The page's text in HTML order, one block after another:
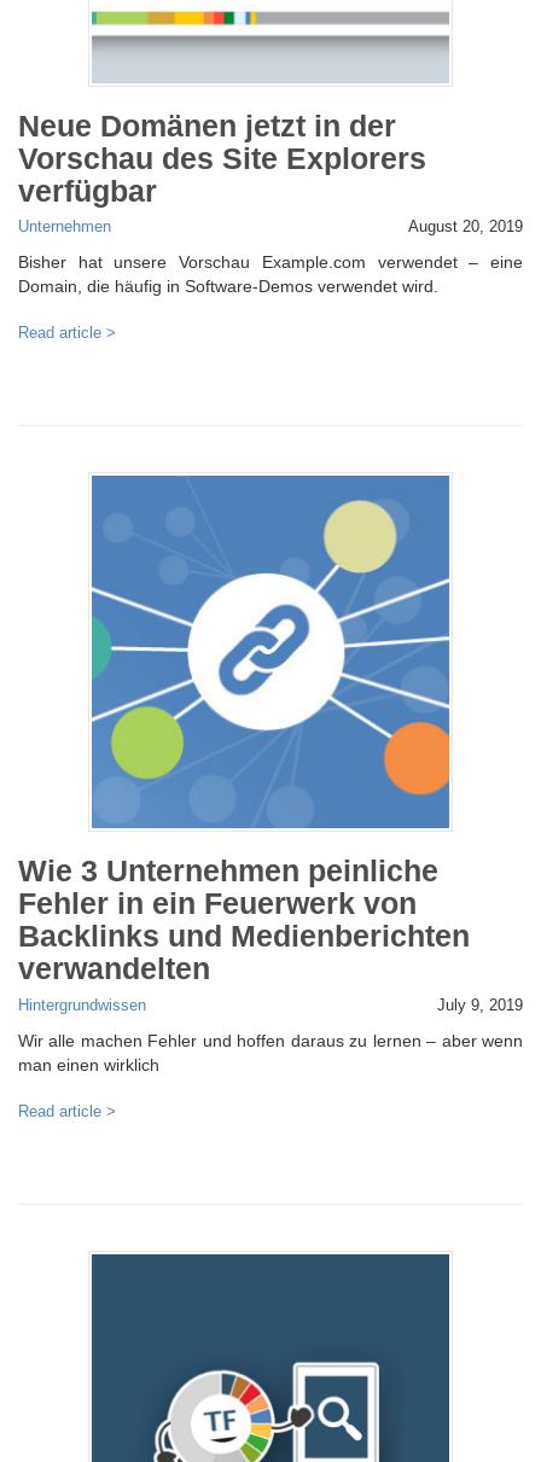
Neue Domänen jetzt in der
Vorschau des Site Explorers
verfügbar
Unternehmen August 20, 2019
Bisher hat unsere Vorschau Example.com verwendet – eine
Domain, die häufig in Software-Demos verwendet wird.
Read article >
Wie 3 Unternehmen peinliche
Fehler in ein Feuerwerk von
Backlinks und Medienberichten
verwandelten
Hintergrundwissen July 9, 2019
Wir alle machen Fehler und hoffen daraus zu lernen – aber wenn
man einen wirklich
Read article >